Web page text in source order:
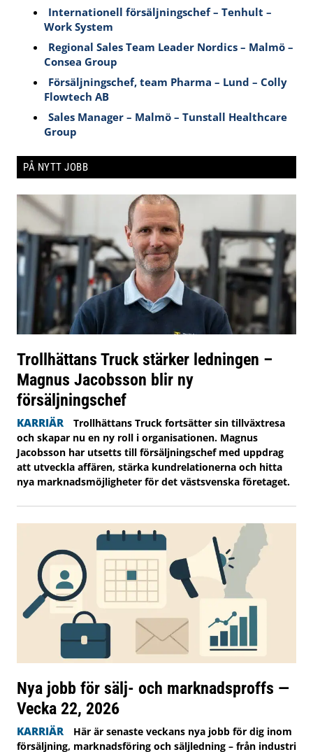
Internationell försäljningschef – Tenhult –
Work System
Regional Sales Team Leader Nordics – Malmö –
Consea Group
Försäljningschef, team Pharma – Lund – Colly
Flowtech AB
Sales Manager – Malmö – Tunstall Healthcare
Group
PÅ NYTT JOBB
Trollhättans Truck stärker ledningen –
Magnus Jacobsson blir ny
försäljningschef
KARRIÄR
Trollhättans Truck fortsätter sin tillväxtresa
och skapar nu en ny roll i organisationen. Magnus
Jacobsson har utsetts till försäljningschef med uppdrag
att utveckla affären, stärka kundrelationerna och hitta
nya marknadsmöjligheter för det västsvenska företaget.
Nya jobb för sälj- och marknadsproffs —
Vecka 22, 2026
KARRIÄR
Här är senaste veckans nya jobb för dig inom
försäljning, marknadsföring och säljledning – från industri